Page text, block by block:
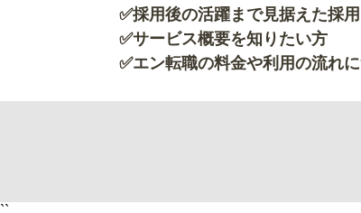
✅採用後の活躍まで見据えた採
✅サービス概要を
✅エン転職の料金や利用の流れ
``